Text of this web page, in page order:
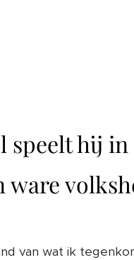
hij in
ware
van wat ik